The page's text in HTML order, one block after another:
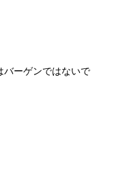
ーゲンではないで